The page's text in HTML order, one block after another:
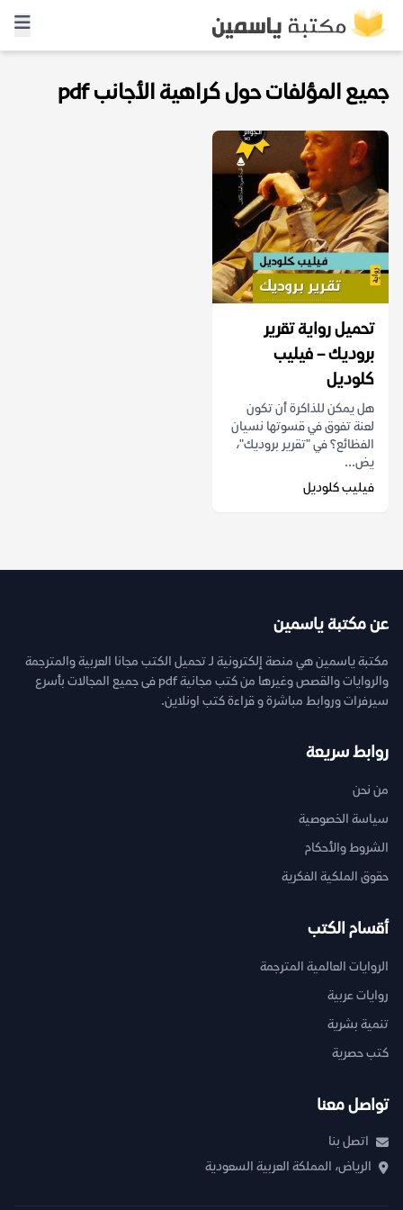
جميع المؤلفات حول كراهية الأجانب pdf
تحميل رواية تقرير
بروديك – فيليب
كلوديل
هل يمكن للذاكرة أن تكون
لعنة تفوق في قسوتها نسيان
الفظائع؟ في "تقرير بروديك"،
يض...
فيليب كلوديل
عن مكتبة ياسمين
مكتبة ياسمين هي منصة إلكترونية لـ تحميل الكتب مجانا العربية والمترجمة
والروايات والقصص وغيرها من كتب مجانية pdf فى جميع المجالات بأسرع
سيرفرات وروابط مباشرة و قراءة كتب اونلاين.
روابط سريعة
من نحن
سياسة الخصوصية
الشروط والأحكام
حقوق الملكية الفكرية
أقسام الكتب
الروايات العالمية المترجمة
روايات عربية
تنمية بشرية
كتب حصرية
تواصل معنا
اتصل بنا
الرياض، المملكة العربية السعودية